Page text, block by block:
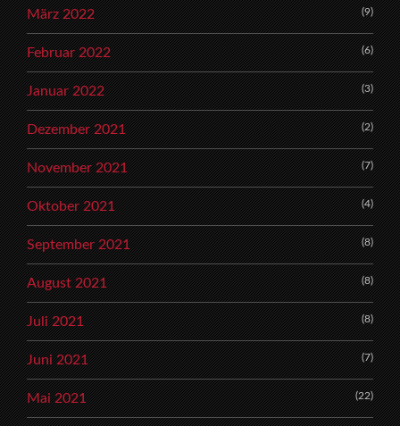
März 2022 (9)
Februar 2022 (6)
Januar 2022 (3)
Dezember 2021 (2)
November 2021 (7)
Oktober 2021 (4)
September 2021 (8)
August 2021 (8)
Juli 2021 (8)
Juni 2021 (7)
Mai 2021 (22)